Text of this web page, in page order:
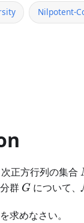
Nilpotent-
正方行列の集合
群 G
G について、
求めなさい。